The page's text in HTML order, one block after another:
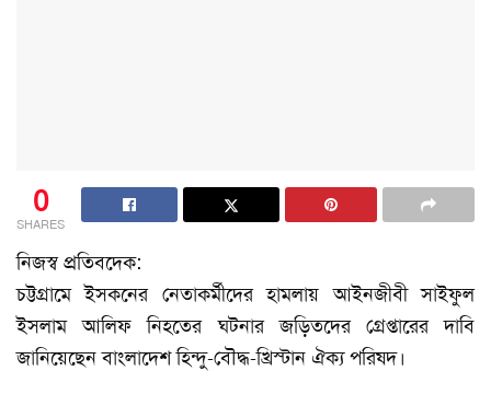
0
SHARES
নিজস্ব প্রতিবদেক:
চট্টগ্রামে ইসকনের নেতাকর্মীদের হামলায় আইনজীবী সাইফুল
ইসলাম আলিফ নিহতের ঘটনার জড়িতদের গ্রেপ্তারের দাবি
জানিয়েছেন বাংলাদেশ হিন্দু-বৌদ্ধ-খ্রিস্টান ঐক্য পরিষদ।